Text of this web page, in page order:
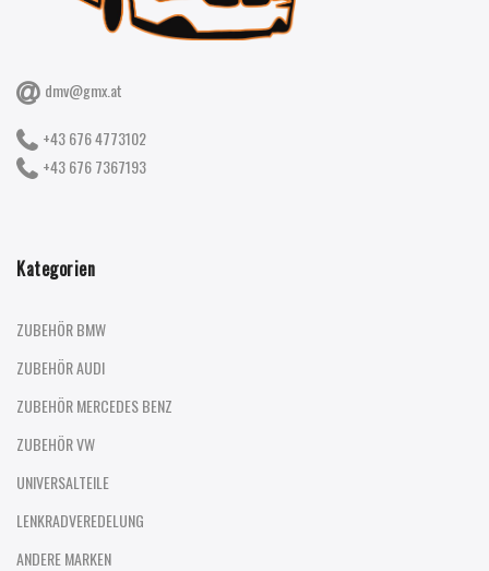
dmv@gmx.at
+43 676 4773102
+43 676 7367193
Kategorien
ZUBEHÖR BMW
ZUBEHÖR AUDI
ZUBEHÖR MERCEDES BENZ
ZUBEHÖR VW
UNIVERSALTEILE
LENKRADVEREDELUNG
ANDERE MARKEN